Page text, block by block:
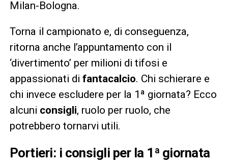
Milan-Bologna.
Torna il campionato e, di conseguenza,
ritorna anche l’appuntamento con il
‘divertimento’ per milioni di tifosi e
appassionati di fantacalcio. Chi schierare e
chi invece escludere per la 1ª giornata? Ecco
alcuni consigli, ruolo per ruolo, che
potrebbero tornarvi utili.
Portieri: i consigli per la 1ª giornata